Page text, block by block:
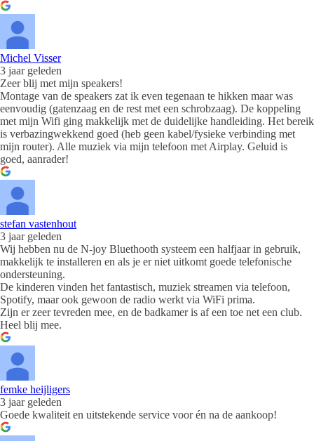
Michel Visser
3 jaar geleden
Zeer blij met mijn speakers!
Montage van de speakers zat ik even tegenaan te hikken maar was
eenvoudig (gatenzaag en de rest met een schrobzaag). De koppeling
met mijn Wifi ging makkelijk met de duidelijke handleiding. Het bereik
is verbazingwekkend goed (heb geen kabel/fysieke verbinding met
mijn router). Alle muziek via mijn telefoon met Airplay. Geluid is
goed, aanrader!
stefan vastenhout
3 jaar geleden
Wij hebben nu de N-joy Bluethooth systeem een halfjaar in gebruik,
makkelijk te installeren en als je er niet uitkomt goede telefonische
ondersteuning.
De kinderen vinden het fantastisch, muziek streamen via telefoon,
Spotify, maar ook gewoon de radio werkt via WiFi prima.
Zijn er zeer tevreden mee, en de badkamer is af een toe net een club.
Heel blij mee.
femke heijligers
3 jaar geleden
Goede kwaliteit en uitstekende service voor én na de aankoop!